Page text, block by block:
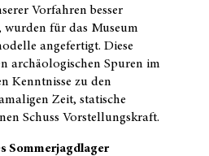
Vorfahren besser
für das Museum
angefertigt. Diese
archäologischen Spuren im
Kenntnisse zu den
Zeit, statische
Schuss Vorstellungskraft.
Sommerjagdlager